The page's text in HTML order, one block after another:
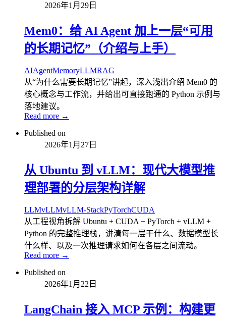
2026年1月29日
Mem0：给 AI Agent 加上一层“可用
的长期记忆”（介绍与上手）
AIAgentMemoryLLMRAG
从“为什么需要长期记忆”讲起，深入浅出介绍 Mem0 的
核心概念与工作流，并给出可直接跑通的 Python 示例与
落地建议。
Read more →
Published on
2026年1月27日
从 Ubuntu 到 vLLM：现代大模型推
理部署的分层架构详解
LLMvLLMvLLM-StackPyTorchCUDA
从工程视角拆解 Ubuntu + CUDA + PyTorch + vLLM +
Python 的完整推理栈，讲清每一层干什么、数据模型长
什么样、以及一次推理请求如何在各层之间流动。
Read more →
Published on
2026年1月22日
LangChain 接入 MCP 示例：构建更